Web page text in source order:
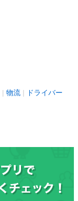
物流 ドライバー